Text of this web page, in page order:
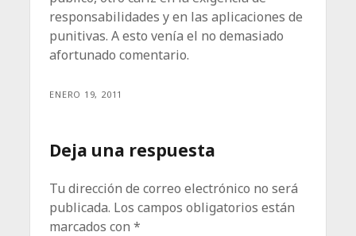
responsabilidades y en las aplicaciones de
punitivas. A esto venía el no demasiado
afortunado comentario.
ENERO 19, 2011
Deja una respuesta
Tu dirección de correo electrónico no será
publicada. Los campos obligatorios están
marcados con*